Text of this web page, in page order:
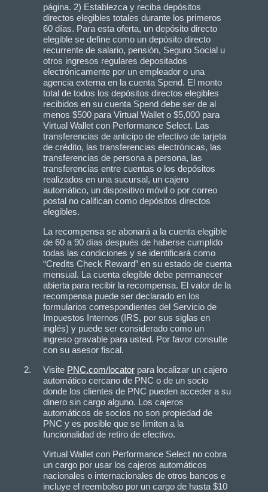
página. 2) Establezca y reciba depósitos
directos elegibles totales durante los primeros
60 días. Para esta oferta, un depósito directo
elegible se define como un depósito directo
recurrente de salario, pensión, Seguro Social u
otros ingresos regulares depositados
electrónicamente por un empleador o una
agencia externa en la cuenta Spend. El monto
total de todos los depósitos directos elegibles
recibidos en su cuenta Spend debe ser de al
menos $500 para Virtual Wallet o $5,000 para
Virtual Wallet con Performance Select. Las
transferencias de anticipo de efectivo de tarjeta
de crédito, las transferencias electrónicas, las
transferencias de persona a persona, las
transferencias entre cuentas o los depósitos
realizados en una sucursal, un cajero
automático, un dispositivo móvil o por correo
postal no califican como depósitos directos
elegibles.
La recompensa se abonará a la cuenta elegible
de 60 a 90 días después de haberse cumplido
todas las condiciones y se identificará como
“Credits Check Reward” en su estado de cuenta
mensual. La cuenta elegible debe permanecer
abierta para recibir la recompensa. El valor de la
recompensa puede ser declarado en los
formularios correspondientes del Servicio de
Impuestos Internos (IRS, por sus siglas en
inglés) y puede ser considerado como un
ingreso gravable para usted. Por favor consulte
con su asesor fiscal.
Visite PNC.com/locator para localizar un cajero
automático cercano de PNC o de un socio
donde los clientes de PNC pueden acceder a su
dinero sin cargo alguno. Los cajeros
automáticos de socios no son propiedad de
PNC y es posible que se limiten a la
funcionalidad de retiro de efectivo.
Virtual Wallet con Performance Select no cobra
un cargo por usar los cajeros automáticos
nacionales o internacionales de otros bancos e
incluye el reembolso por un cargo de hasta $10